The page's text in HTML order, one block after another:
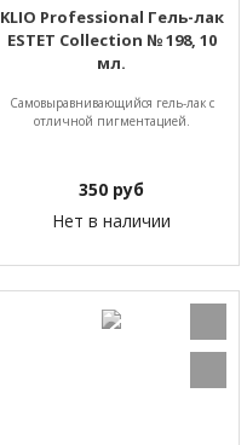
KLIO Professional Гель-лак
ESTET Collection № 198, 10
мл.
Самовыравнивающийся гель-лак с
отличной пигментацией.
350 руб
Нет в наличии